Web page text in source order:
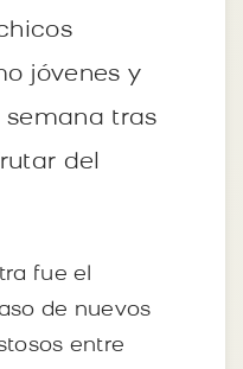
jóvenes y
semana tras
del
fue el
de nuevos
entre